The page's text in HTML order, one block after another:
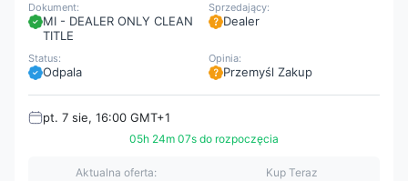
Sprzedający:
Dealer
Dokument:
MI - DEALER ONLY CLEAN
TITLE
Status:
Odpala
Opinia:
Przemyśl Zakup
pt. 7 sie, 16:00 GMT+1
05h 24m 05s do rozpoczęcia
Aktualna oferta: Kup Teraz